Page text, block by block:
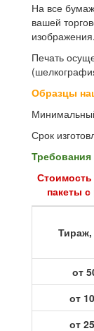
На все
вашей
изображения.
Печать
Образцы
Срок
Требования
Стоимость
пакеты с
от
от
от